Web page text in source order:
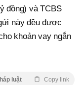
đồng) và TCBS
này đều được
khoản vay ngắn
luật Copy link